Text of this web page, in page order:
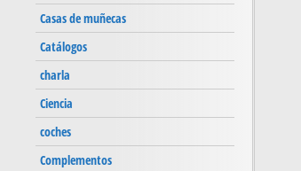
Casas de muñecas
Catálogos
charla
Ciencia
coches
Complementos